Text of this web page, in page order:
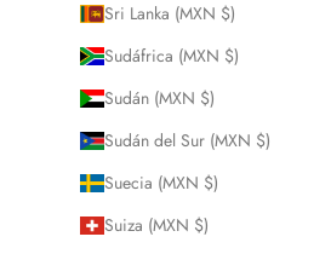
Sri Lanka (MXN $)
Sudáfrica (MXN $)
Sudán (MXN $)
Sudán del Sur (MXN $)
Suecia (MXN $)
Suiza (MXN $)